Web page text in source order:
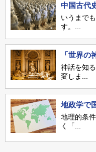
中国古代
いうまで
す。...
「世界の
神話を知
変しま...
地政学で
地理的条
く「...